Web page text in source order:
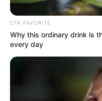
Alcalde de Medellín
recursos del Icetex para
estudiantes de educación
Por:Charlyn García Vélez
Enero 14, 2025
CTA FAVORITE
Why this ordinary drink is
every day